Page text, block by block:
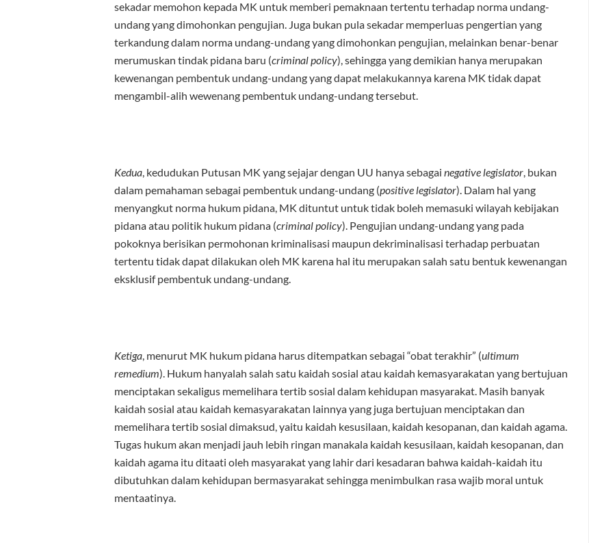
sekadar memohon kepada MK untuk memberi pemaknaan tertentu terhadap norma undang-
undang yang dimohonkan pengujian. Juga bukan pula sekadar memperluas pengertian yang
terkandung dalam norma undang-undang yang dimohonkan pengujian, melainkan benar-benar
merumuskan tindak pidana baru (criminal policy), sehingga yang demikian hanya merupakan
kewenangan pembentuk undang-undang yang dapat melakukannya karena MK tidak dapat
mengambil-alih wewenang pembentuk undang-undang tersebut.
Kedua, kedudukan Putusan MK yang sejajar dengan UU hanya sebagai negative legislator, bukan
dalam pemahaman sebagai pembentuk undang-undang (positive legislator). Dalam hal yang
menyangkut norma hukum pidana, MK dituntut untuk tidak boleh memasuki wilayah kebijakan
pidana atau politik hukum pidana (criminal policy). Pengujian undang-undang yang pada
pokoknya berisikan permohonan kriminalisasi maupun dekriminalisasi terhadap perbuatan
tertentu tidak dapat dilakukan oleh MK karena hal itu merupakan salah satu bentuk kewenangan
eksklusif pembentuk undang-undang.
Ketiga, menurut MK hukum pidana harus ditempatkan sebagai “obat terakhir” (ultimum
remedium). Hukum hanyalah salah satu kaidah sosial atau kaidah kemasyarakatan yang bertujuan
menciptakan sekaligus memelihara tertib sosial dalam kehidupan masyarakat. Masih banyak
kaidah sosial atau kaidah kemasyarakatan lainnya yang juga bertujuan menciptakan dan
memelihara tertib sosial dimaksud, yaitu kaidah kesusilaan, kaidah kesopanan, dan kaidah agama.
Tugas hukum akan menjadi jauh lebih ringan manakala kaidah kesusilaan, kaidah kesopanan, dan
kaidah agama itu ditaati oleh masyarakat yang lahir dari kesadaran bahwa kaidah-kaidah itu
dibutuhkan dalam kehidupan bermasyarakat sehingga menimbulkan rasa wajib moral untuk
mentaatinya.